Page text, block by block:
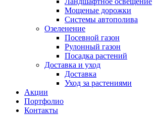
Мощеные дорожки
Системы автополива
Озеленение
Посевной газон
Рулонный газон
Посадка растений
Доставка и уход
Доставка
Уход за растениями
Акции
Портфолио
Контакты